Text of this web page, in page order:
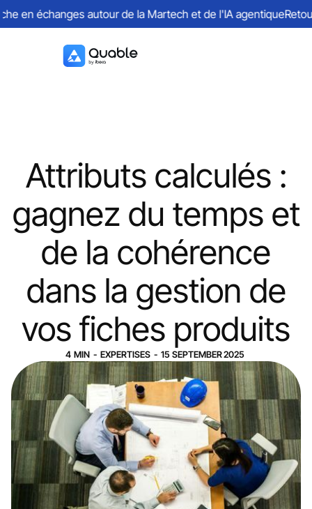
Attributs calculés :
gagnez du temps et
de la cohérence
dans la gestion de
vos fiches produits
4 MIN - EXPERTISES - 15 SEPTEMBER2025
échanges autour de la Martech et de l'IA agentiqueRetours